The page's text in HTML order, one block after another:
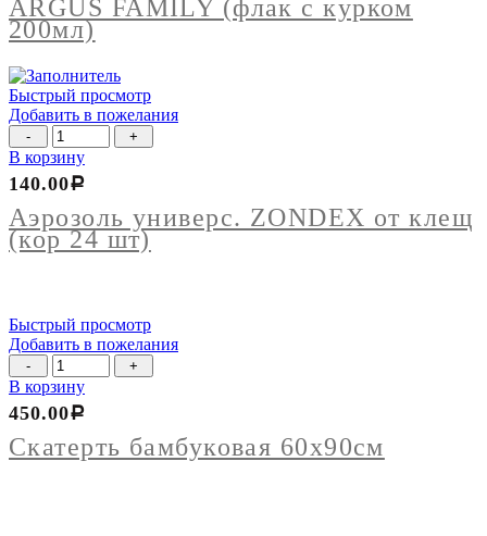
слеплей
ARGUS
(флак
с
курком
200мл)
ARGUS FAMILY (флак с курком
200мл)
Быстрый просмотр
Добавить в пожелания
Количество
товара
Аэрозоль
универс.
ZONDEX
от
клещ
В корзину
Аэрозоль универс. ZONDEX от клещ
(кор 24 шт)
140.00Р
Быстрый просмотр
Добавить в пожелания
Количество
товара
Скатерть
бамбуковая
60х90см
В корзину
Скатерть бамбуковая 60х90см
450.00Р